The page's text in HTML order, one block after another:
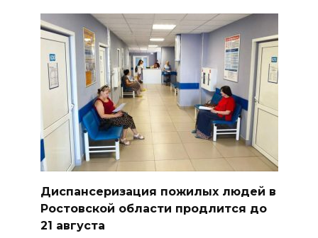
Диспансеризация пожилых людей в
Ростовской области продлится до
21 августа